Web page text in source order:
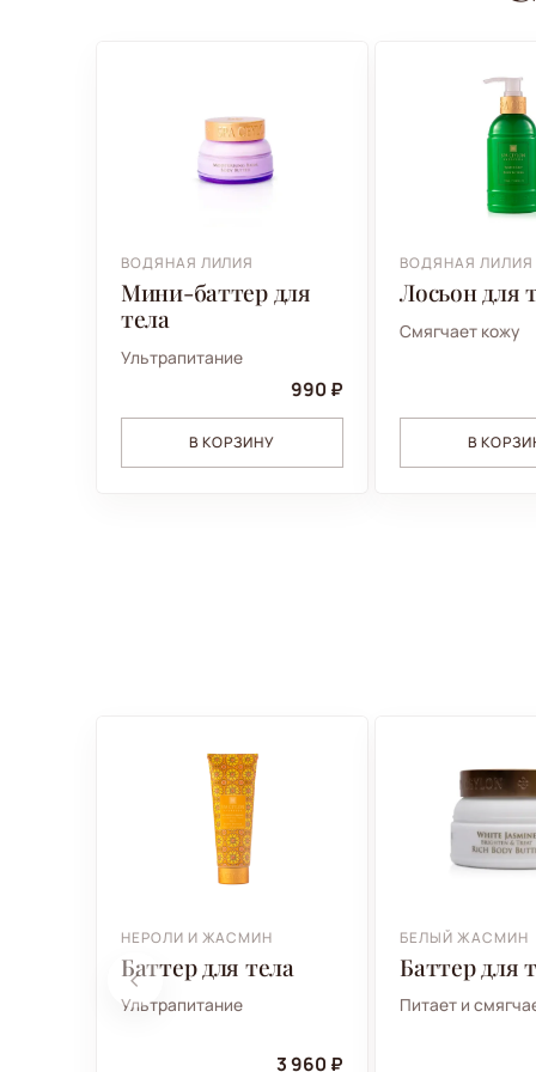
ВОДЯНАЯ ЛИЛИЯ
Мини-баттер для
тела
Ультрапитание
990 ₽
В КОРЗИНУ
ВОДЯНАЯ ЛИЛИЯ
Лосьон для
Смягчает кожу
В
НЕРОЛИ И ЖАСМИН
Баттер для тела
Ультрапитание
3 960 ₽
БЕЛЫЙ ЖАСМИН
Баттер для
Питает и